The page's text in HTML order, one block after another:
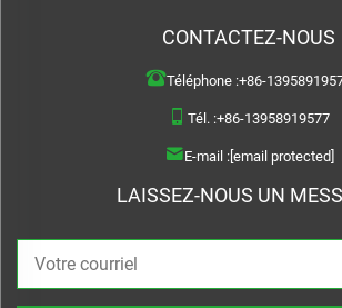
CONTACTEZ-NOUS
Téléphone :+86-
Tél. :+86-13958919577
E-mail :[email protected]
LAISSEZ-NOUS UN